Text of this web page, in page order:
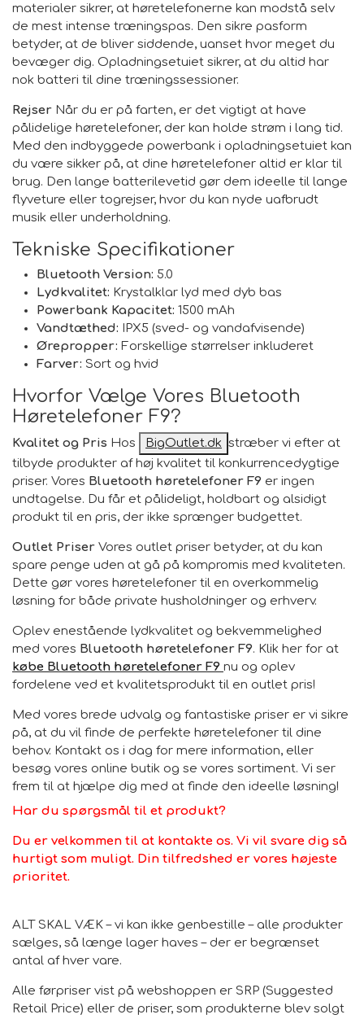
materialer sikrer, at høretelefonerne kan modstå selv
de mest intense træningspas. Den sikre pasform
betyder, at de bliver siddende, uanset hvor meget du
bevæger dig. Opladningsetuiet sikrer, at du altid har
nok batteri til dine træningssessioner.
Rejser Når du er på farten, er det vigtigt at have
pålidelige høretelefoner, der kan holde strøm i lang tid.
Med den indbyggede powerbank i opladningsetuiet kan
du være sikker på, at dine høretelefoner altid er klar til
brug. Den lange batterilevetid gør dem ideelle til lange
flyveture eller togrejser, hvor du kan nyde uafbrudt
musik eller underholdning.
Tekniske Specifikationer
Bluetooth Version: 5.0
Lydkvalitet: Krystalklar lyd med dyb bas
Powerbank Kapacitet: 1500 mAh
Vandtæthed: IPX5 (sved- og vandafvisende)
Ørepropper: Forskellige størrelser inkluderet
Farver: Sort og hvid
Hvorfor Vælge Vores Bluetooth
Høretelefoner F9?
Kvalitet og Pris Hos BigOutlet.dk stræber vi efter at
tilbyde produkter af høj kvalitet til konkurrencedygtige
priser. Vores Bluetooth høretelefoner F9 er ingen
undtagelse. Du får et pålideligt, holdbart og alsidigt
produkt til en pris, der ikke sprænger budgettet.
Outlet Priser Vores outlet priser betyder, at du kan
spare penge uden at gå på kompromis med kvaliteten.
Dette gør vores høretelefoner til en overkommelig
løsning for både private husholdninger og erhverv.
Oplev enestående lydkvalitet og bekvemmelighed
med vores Bluetooth høretelefoner F9. Klik her for at
købe Bluetooth høretelefoner F9 nu og oplev
fordelene ved et kvalitetsprodukt til en outlet pris!
Med vores brede udvalg og fantastiske priser er vi sikre
på, at du vil finde de perfekte høretelefoner til dine
behov. Kontakt os i dag for mere information, eller
besøg vores online butik og se vores sortiment. Vi ser
frem til at hjælpe dig med at finde den ideelle løsning!
Har du spørgsmål til et produkt?
Du er velkommen til at kontakte os. Vi vil svare dig så
hurtigt som muligt. Din tilfredshed er vores højeste
prioritet.
ALT SKAL VÆK – vi kan ikke genbestille – alle produkter
sælges, så længe lager haves – der er begrænset
antal af hver vare.
Alle førpriser vist på webshoppen er SRP (Suggested
Retail Price) eller de priser, som produkterne blev solgt